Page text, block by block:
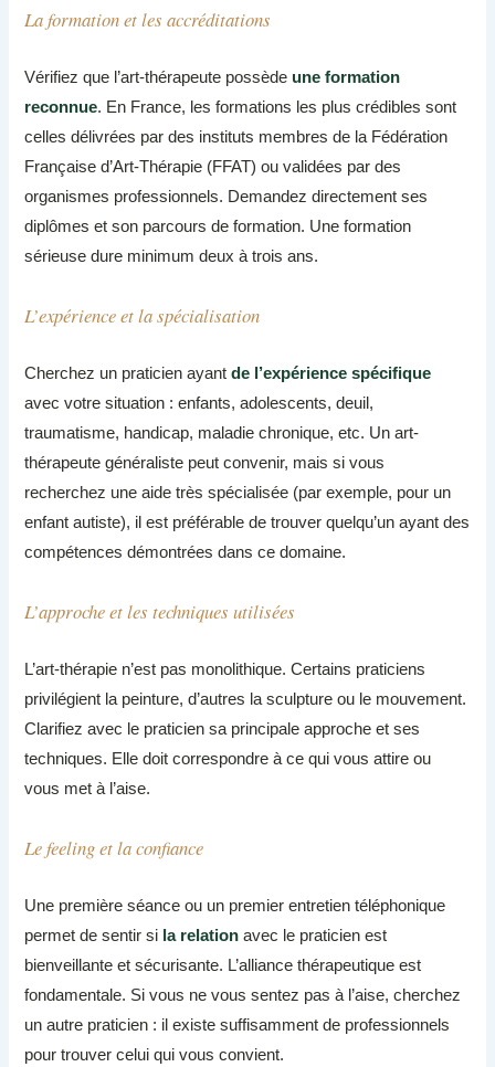
La formation et les accréditations
Vérifiez que l’art-thérapeute possède une formation
reconnue. En France, les formations les plus crédibles sont
celles délivrées par des instituts membres de la Fédération
Française d’Art-Thérapie (FFAT) ou validées par des
organismes professionnels. Demandez directement ses
diplômes et son parcours de formation. Une formation
sérieuse dure minimum deux à trois ans.
L’expérience et la spécialisation
Cherchez un praticien ayantde l’expérience spécifique
avec votre situation : enfants, adolescents, deuil,
traumatisme, handicap, maladie chronique, etc. Un art-
thérapeute généraliste peut convenir, mais si vous
recherchez une aide très spécialisée (par exemple, pour un
enfant autiste), il est préférable de trouver quelqu’un ayant des
compétences démontrées dans ce domaine.
L’approche et les techniques utilisées
L’art-thérapie n’est pas monolithique. Certains praticiens
privilégient la peinture, d’autres la sculpture ou le mouvement.
Clarifiez avec le praticien sa principale approche et ses
techniques. Elle doit correspondre à ce qui vous attire ou
vous met à l’aise.
Le feeling et la confiance
Une première séance ou un premier entretien téléphonique
permet de sentir si la relation avec le praticien est
bienveillante et sécurisante. L’alliance thérapeutique est
fondamentale. Si vous ne vous sentez pas à l’aise, cherchez
un autre praticien : il existe suffisamment de professionnels
pour trouver celui qui vous convient.